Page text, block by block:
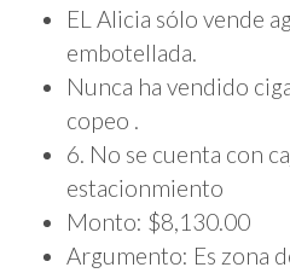
EL Alicia sólo vende
embotellada.
Nunca ha vendido
copeo .
6. No se cuenta con
estacionmiento
Monto: $8,130.00
Argumento: Es zona